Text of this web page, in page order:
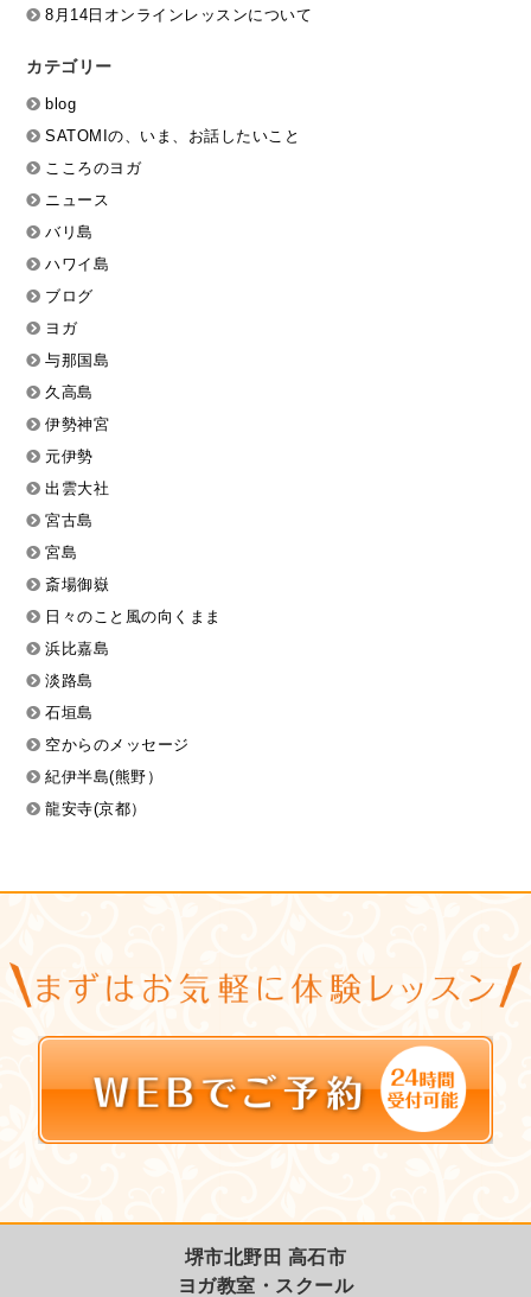
8月14日オンラインレッスンについて
カテゴリー
blog
SATOMIの、いま、お話したいこと
こころのヨガ
ニュース
バリ島
ハワイ島
ブログ
ヨガ
与那国島
久高島
伊勢神宮
元伊勢
出雲大社
宮古島
宮島
斎場御嶽
日々のこと風の向くまま
浜比嘉島
淡路島
石垣島
空からのメッセージ
紀伊半島(熊野）
龍安寺(京都）
堺市北野田 高石市
ヨガ教室・スクール